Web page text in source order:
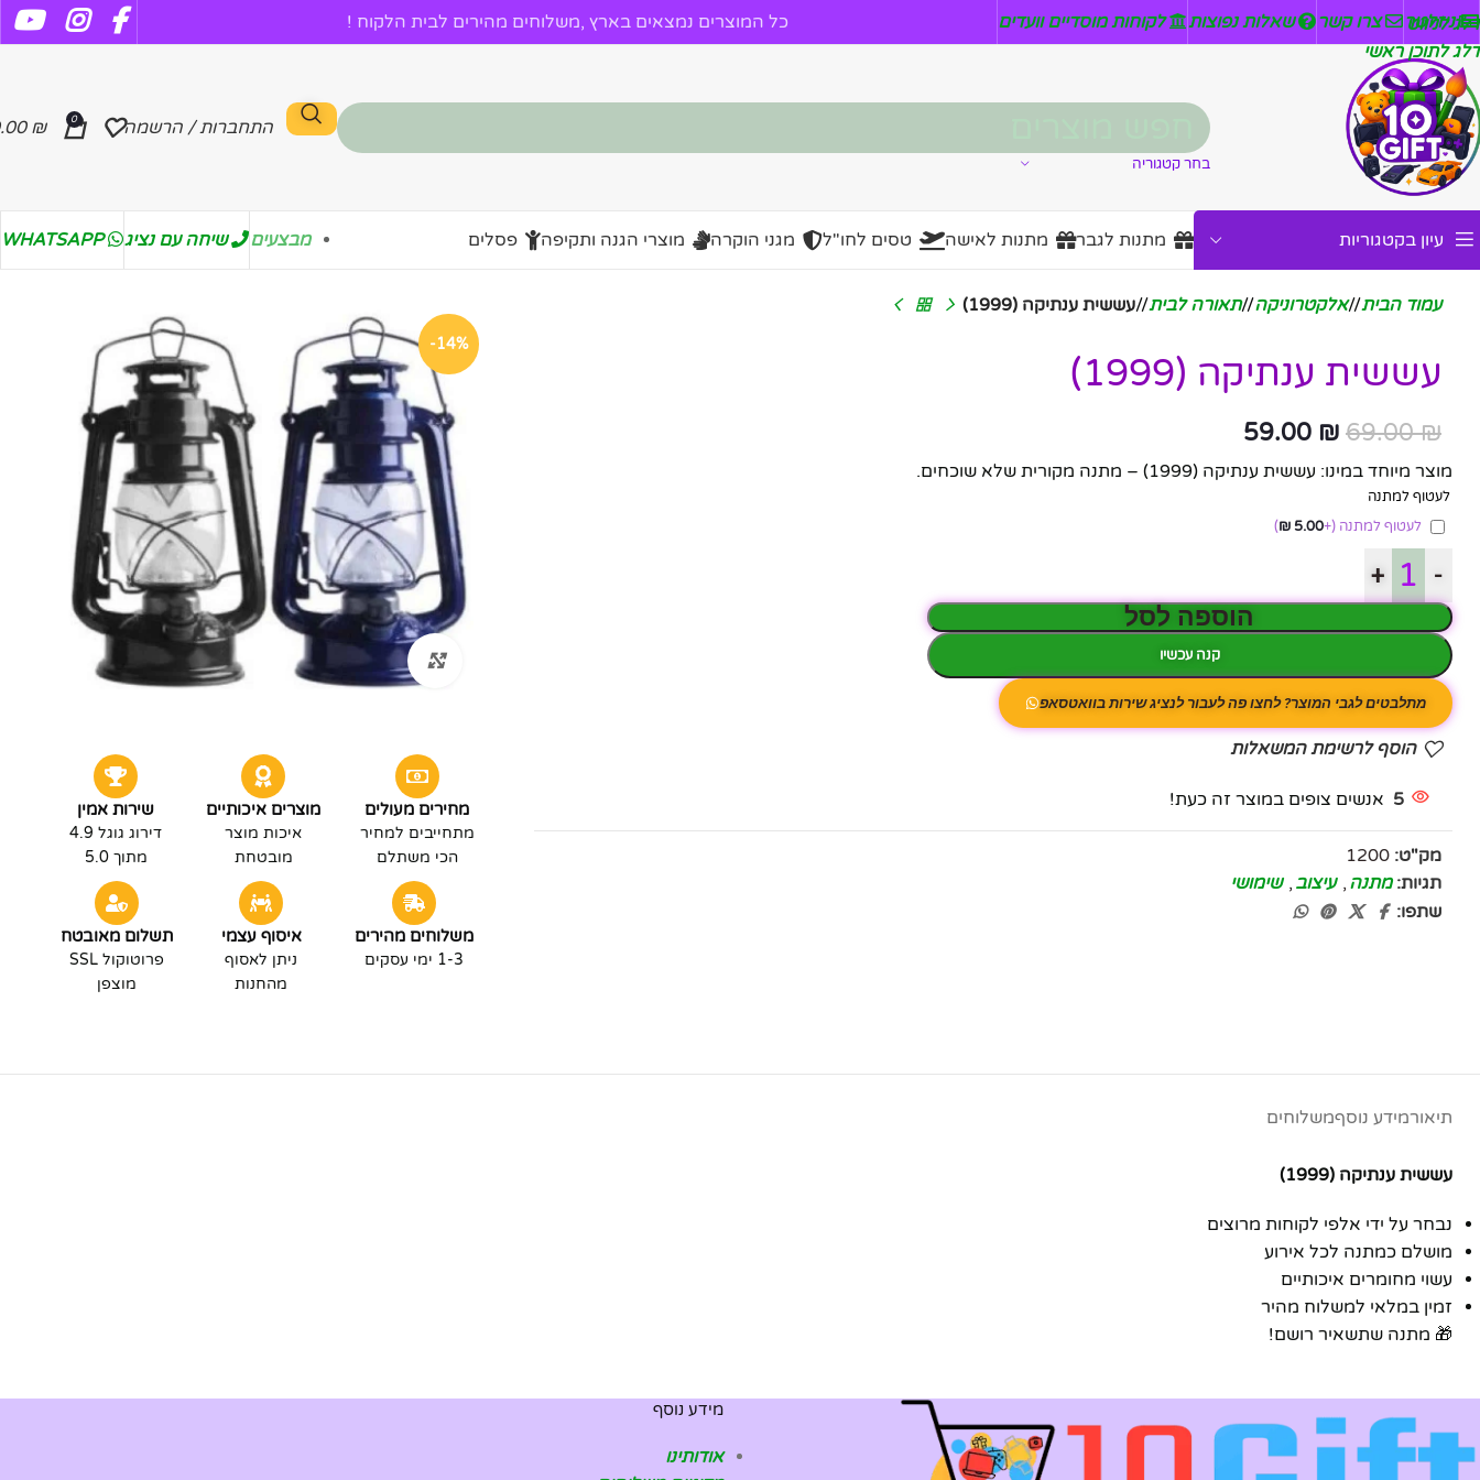
דלג לניווט
דלג לתוכן ראשי
ניזלטר צרו קשר שאלות נפוצות לקוחות מוסדיים וועדים כל המוצרים נמצאים בארץ ,משלוחים מהירים לבית הלקוח !
בחר קטגוריה
התחברות / הרשמה 0
₪
עיון בקטגוריות מתנות לגבר מתנות לאישה טסים לחו"ל מגני הוקרה מוצרי הגנה ותקיפה פסלים מבצעים שיחה עם נציג WHATSAPP
-14%
לחץ להגדלה
מחירים מעולים
מתחייבים למחיר
הכי משתלם
מוצרים איכותיים
איכות מוצר
מובטחת
שירות אמין
דירוג גוגל 4.9
מתוך 5.0
משלוחים מהירים
1-3 ימי עסקים
איסוף עצמי
ניתן לאסוף
מהחנות
תשלום מאובטח
פרוטוקול SSL
מוצפן
עמוד הבית/ אלקטרוניקה/ תאורה לבית/ עששית ענתיקה (1999)
עששית ענתיקה (1999)
69.00₪
59.00 ₪
מוצר מיוחד במינו: עששית ענתיקה (1999) – מתנה מקורית שלא שוכחים.
לעטוף למתנה
לעטוף למתנה(+
5.00
₪
)
-
+
הוספה לסל
קנה עכשיו
מתלבטים לגבי המוצר? לחצו פה לעבור לנציג שירות בוואטסאפ
הוסף לרשימת המשאלות
5 אנשים צופים במוצר זה כעת!
מק"ט:1200
תגיות: מתנה , עיצוב , שימושי
שתפו:
תיאורמידע נוסףמשלוחים
עששית ענתיקה (1999)
נבחר על ידי אלפי לקוחות מרוצים
מושלם כמתנה לכל אירוע
עשוי מחומרים איכותיים
זמין במלאי למשלוח מהיר
🎁 מתנה שתשאיר רושם!
מידע נוסף
אודותינו